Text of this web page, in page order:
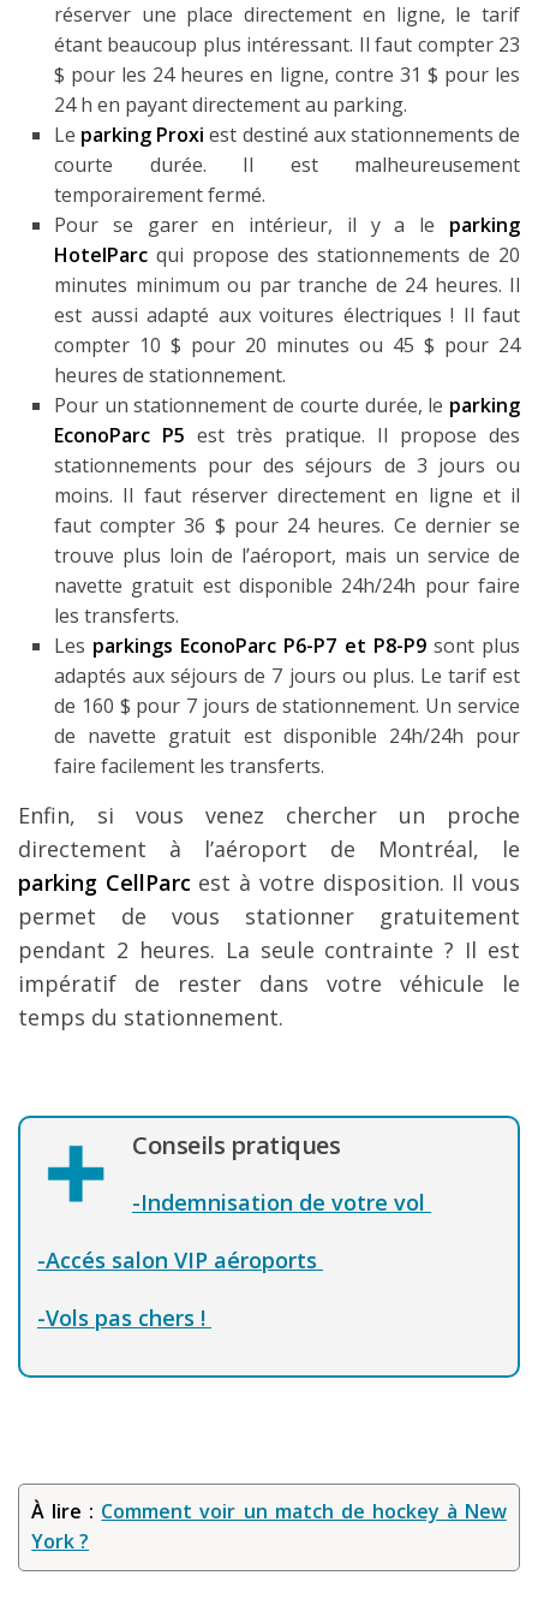
réserver une place directement en ligne, le tarif
étant beaucoup plus intéressant. Il faut compter 23
$ pour les 24 heures en ligne, contre 31 $ pour les
24 h en payant directement au parking.
Le parking Proxi est destiné aux stationnements de
courte durée. Il est malheureusement
temporairement fermé.
Pour se garer en intérieur, il y a le parking
HotelParc qui propose des stationnements de 20
minutes minimum ou par tranche de 24 heures. Il
est aussi adapté aux voitures électriques ! Il faut
compter 10 $ pour 20 minutes ou 45 $ pour 24
heures de stationnement.
Pour un stationnement de courte durée, le parking
EconoParc P5 est très pratique. Il propose des
stationnements pour des séjours de 3 jours ou
moins. Il faut réserver directement en ligne et il
faut compter 36 $ pour 24 heures. Ce dernier se
trouve plus loin de l’aéroport, mais un service de
navette gratuit est disponible 24h/24h pour faire
les transferts.
Les parkings EconoParc P6-P7 et P8-P9sont plus
adaptés aux séjours de 7 jours ou plus. Le tarif est
de 160 $ pour 7 jours de stationnement. Un service
de navette gratuit est disponible 24h/24h pour
faire facilement les transferts.
Enfin, si vous venez chercher un proche
directement à l’aéroport de Montréal, le
parking CellParc est à votre disposition. Il vous
permet de vous stationner gratuitement
pendant 2 heures. La seule contrainte ? Il est
impératif de rester dans votre véhicule le
temps du stationnement.
Conseils pratiques
-Indemnisation de votre vol
-Accés salon VIP aéroports
-Vols pas chers !
À lire : Comment voir un match de hockey à New
York ?